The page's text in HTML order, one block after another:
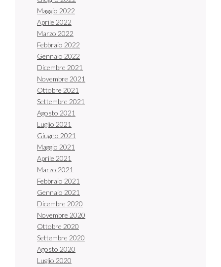
Maggio 2022
Aprile 2022
Marzo 2022
Febbraio 2022
Gennaio 2022
Dicembre 2021
Novembre 2021
Ottobre 2021
Settembre 2021
Agosto 2021
Luglio 2021
Giugno 2021
Maggio 2021
Aprile 2021
Marzo 2021
Febbraio 2021
Gennaio 2021
Dicembre 2020
Novembre 2020
Ottobre 2020
Settembre 2020
Agosto 2020
Luglio 2020